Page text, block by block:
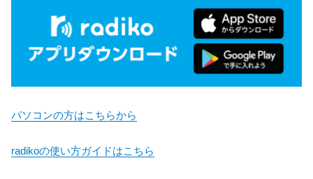
パソコンの方はこちらから
radikoの使い方ガイドはこちら